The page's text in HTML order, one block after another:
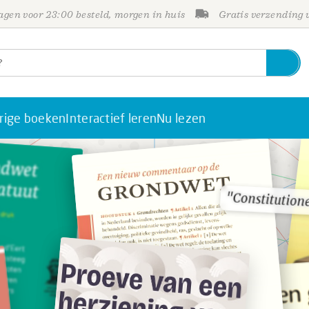
voor 23:00 besteld, morgen in huis Gratis verzending
boekenInteractief lerenNu lezen